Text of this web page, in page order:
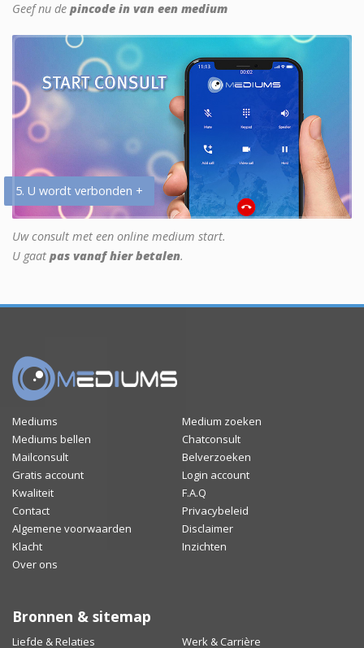
Geef nu de pincode in van een medium
5. U wordt verbonden +
Uw consult met een online medium start.
U gaat pas vanaf hier betalen.
Mediums
Medium zoeken
Mediums bellen
Chatconsult
Mailconsult
Belverzoeken
Gratis account
Login account
Kwaliteit
F.A.Q
Contact
Privacybeleid
Algemene voorwaarden
Disclaimer
Klacht
Inzichten
Over ons
Bronnen & sitemap
Liefde & Relaties Werk & Carrière